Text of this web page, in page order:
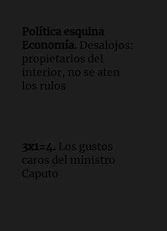
Política esquina
Economía. Desalojos:
propietarios del
interior, no se aten
los rulos
3x1=4. Los gustos
caros del ministro
Caputo